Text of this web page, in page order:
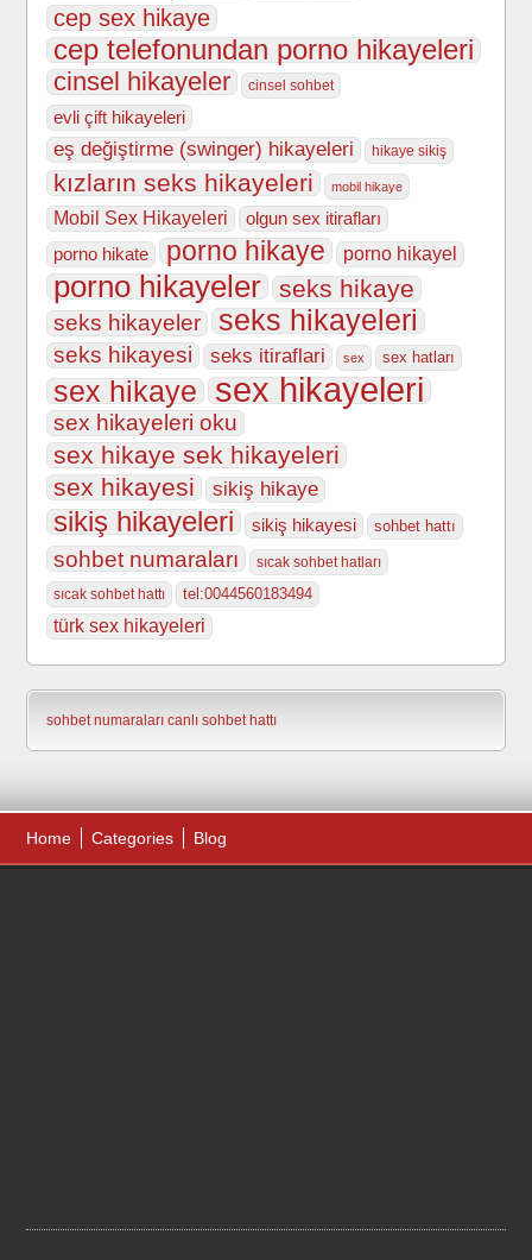
cep sex hikaye
cep telefonundan porno hikayeleri
cinsel hikayeler cinsel sohbet
evli çift hikayeleri
eş değiştirme (swinger) hikayeleri hikaye sikiş
kızların seks hikayeleri mobil hikaye
Mobil Sex Hikayeleri
olgun sex itirafları
porno hikate
porno hikaye porno hikayel
porno hikayeler seks hikaye
seks hikayeler seks hikayeleri
seks hikayesi seks itiraflari sex sex hatları
sex hikaye sex hikayeleri
sex hikayeleri oku
sex hikaye sek hikayeleri
sex hikayesi
sikiş hikaye
sikiş hikayeleri sikiş hikayesi sohbet hattı
sohbet numaraları
sıcak sohbet hatları
sıcak sohbet hattı
tel:0044560183494
türk sex hikayeleri
sohbet numaraları canlı sohbet hattı
Home Categories Blog